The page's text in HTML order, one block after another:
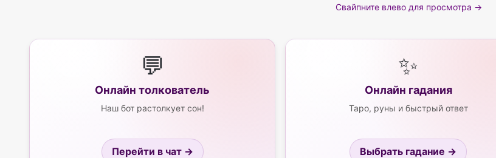
Свайпните влево для просмотра →
💬
Онлайн толкователь
Наш бот растолкует сон!
Перейти в чат →
✨
Онлайн гадания
Таро, руны и быстрый ответ
Выбрать гадание →